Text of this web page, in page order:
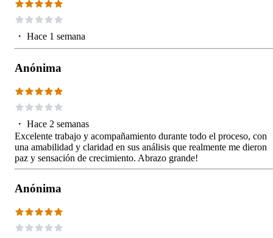
・ Hace 1 semana
Anónima
・ Hace 2 semanas
Excelente trabajo y acompañamiento durante todo el proceso, con
una amabilidad y claridad en sus análisis que realmente me dieron
paz y sensación de crecimiento. Abrazo grande!
Anónima